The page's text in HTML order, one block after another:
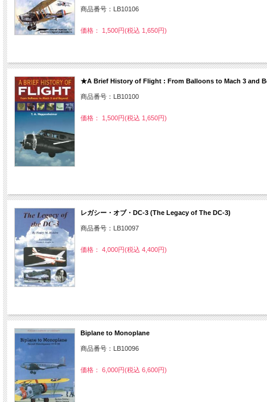
商品番号：LB10106
価格： 1,500円(税込 1,650円)
★A Brief History of Flight : From Balloons to Mach 3 and
商品番号：LB10100
価格： 1,500円(税込 1,650円)
レガシー・オブ・DC-3 (The Legacy of The DC-3)
商品番号：LB10097
価格： 4,000円(税込 4,400円)
Biplane to Monoplane
商品番号：LB10096
価格： 6,000円(税込 6,600円)